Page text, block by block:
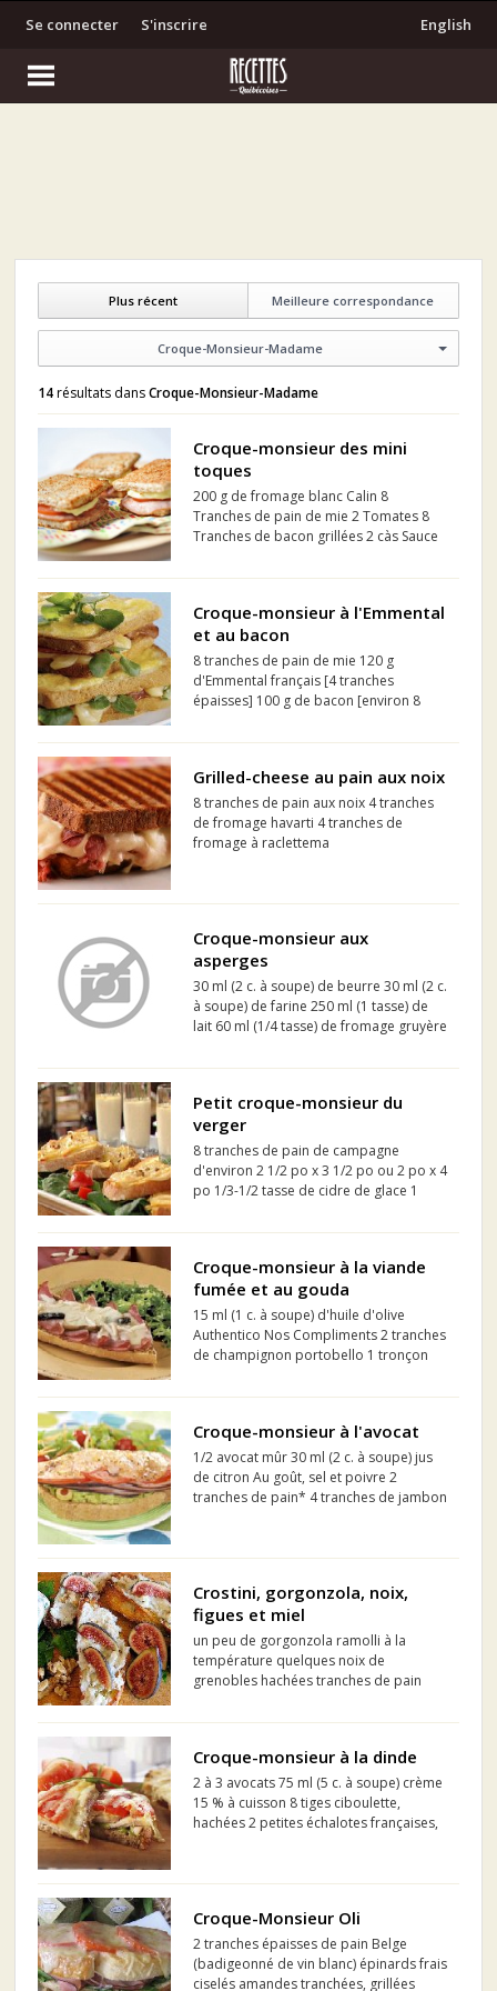
S'inscrire
Se connecter English
Meilleure correspondance
Plus récent
Croque-Monsieur-Madame
14résultats dansCroque-Monsieur-Madame
Croque-monsieur des mini
toques
200 g de fromage blanc Calin 8
Tranches de pain de mie 2 Tomates 8
Tranches de bacon grillées 2 càs Sauce
Croque-monsieur à l'Emmental
et au bacon
8 tranches de pain de mie 120 g
d'Emmental français [4 tranches
épaisses] 100 g de bacon [environ 8
soupe de moutarde Dessus du croque-
d'Emmental français râpé poi...
Grilled-cheese au pain aux noix
8 tranches de pain aux noix 4 tranches
de fromage havarti 4 tranches de
fromage à raclettema
Croque-monsieur aux
asperges
30 ml (2 c. à soupe) de beurre 30 ml (2 c.
à soupe) de farine 250 ml (1 tasse) de
lait 60 ml (1/4 tasse) de fromage gruyère
Petit croque-monsieur du
verger
8 tranches de pain de campagne
d'environ 2 1/2 po x 3 1/2 po ou 2 po x 4
po 1/3-1/2 tasse de cidre de glace 1
finement 1-2 pommes sucrées (comme
parées et tranchées finement 3/4 ...
Croque-monsieur à la viande
fumée et au gouda
15 ml (1 c. à soupe) d'huile d'olive
Authentico Nos Compliments 2 tranches
de champignon portobello 1 tronçon
Moulins d'environ 15 cm, coupé en deux
soupe) de moutarde d...
Croque-monsieur à l'avocat
1/2 avocat mûr 30 ml (2 c. à soupe) jus
de citron Au goût, sel et poivre 2
tranches de pain* 4 tranches de jambon
2 tranches de fromage Provolone
Crostini, gorgonzola, noix,
figues et miel
un peu de gorgonzola ramolli à la
température quelques noix de
grenobles hachées tranches de pain
filet de miel
Croque-monsieur à la dinde
2 à 3 avocats 75 ml (5 c. à soupe) crème
15 % à cuisson 8 tiges ciboulette,
hachées 2 petites échalotes françaises,
poivrons rouges rôtis du commerce, é...
Croque-Monsieur Oli
2 tranches épaisses de pain Belge
(badigeonné de vin blanc) épinards frais
ciselés amandes tranchées, grillées